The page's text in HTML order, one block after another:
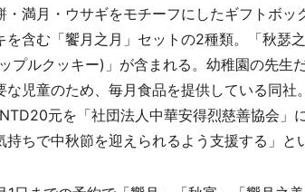
満月・ウサギをモチーフにしたギフトボッ
含む「饗月之月」セットの2種類。「秋瑟
プルクッキー)」が含まれる。幼稚園の先生
児童のため、毎月食品を提供している同社
元を「社団法人中華安得烈慈善協会」
ちで中秋節を迎えられるよう支援する」と